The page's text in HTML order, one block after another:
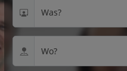
Was?
Wo?